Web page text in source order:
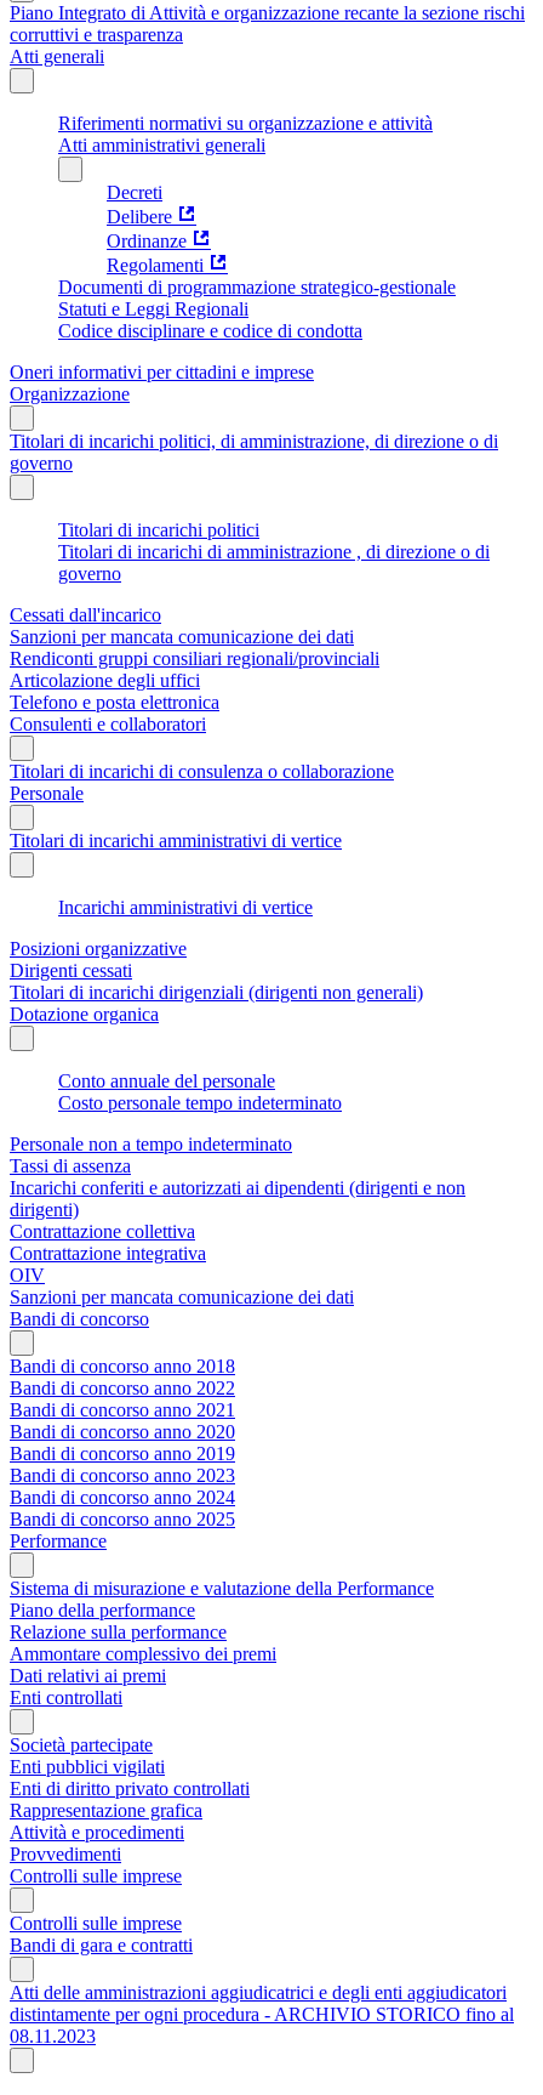
Piano Integrato di Attività e organizzazione recante la sezione rischi
corruttivi e trasparenza
Atti generali
Riferimenti normativi su organizzazione e attività
Atti amministrativi generali
Decreti
Delibere
Ordinanze
Regolamenti
Documenti di programmazione strategico-gestionale
Statuti e Leggi Regionali
Codice disciplinare e codice di condotta
Oneri informativi per cittadini e imprese
Organizzazione
Titolari di incarichi politici, di amministrazione, di direzione o di
governo
Titolari di incarichi politici
Titolari di incarichi di amministrazione , di direzione o di
governo
Cessati dall'incarico
Sanzioni per mancata comunicazione dei dati
Rendiconti gruppi consiliari regionali/provinciali
Articolazione degli uffici
Telefono e posta elettronica
Consulenti e collaboratori
Titolari di incarichi di consulenza o collaborazione
Personale
Titolari di incarichi amministrativi di vertice
Incarichi amministrativi di vertice
Posizioni organizzative
Dirigenti cessati
Titolari di incarichi dirigenziali (dirigenti non generali)
Dotazione organica
Conto annuale del personale
Costo personale tempo indeterminato
Personale non a tempo indeterminato
Tassi di assenza
Incarichi conferiti e autorizzati ai dipendenti (dirigenti e non
dirigenti)
Contrattazione collettiva
Contrattazione integrativa
OIV
Sanzioni per mancata comunicazione dei dati
Bandi di concorso
Bandi di concorso anno 2018
Bandi di concorso anno 2022
Bandi di concorso anno 2021
Bandi di concorso anno 2020
Bandi di concorso anno 2019
Bandi di concorso anno 2023
Bandi di concorso anno 2024
Bandi di concorso anno 2025
Performance
Sistema di misurazione e valutazione della Performance
Piano della performance
Relazione sulla performance
Ammontare complessivo dei premi
Dati relativi ai premi
Enti controllati
Società partecipate
Enti pubblici vigilati
Enti di diritto privato controllati
Rappresentazione grafica
Attività e procedimenti
Provvedimenti
Controlli sulle imprese
Controlli sulle imprese
Bandi di gara e contratti
Atti delle amministrazioni aggiudicatrici e degli enti aggiudicatori
distintamente per ogni procedura - ARCHIVIO STORICO fino al
08.11.2023